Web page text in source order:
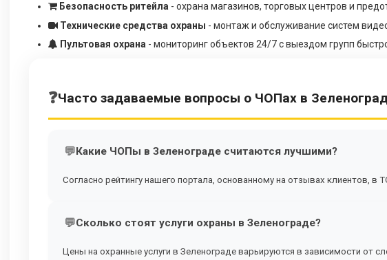
Безопасность ритейла - охрана магазинов, торговых центров и
Технические средства охраны - монтаж и обслуживание систем
Пультовая охрана - мониторинг объектов 24/7 с выездом групп
Часто задаваемые вопросы о ЧОПах в
Какие ЧОПы в Зеленограде считаются лучшими?
Согласно рейтингу нашего портала, основанному на отзывах клиентов,
Сколько стоят услуги охраны в Зеленограде?
Цены на охранные услуги в Зеленограде варьируются в зависимости от